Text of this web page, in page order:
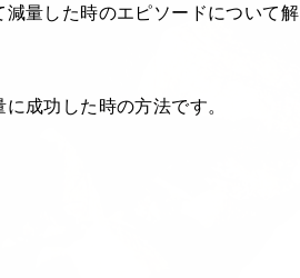
量した時のエピソードについて解
成功した時の方法です。